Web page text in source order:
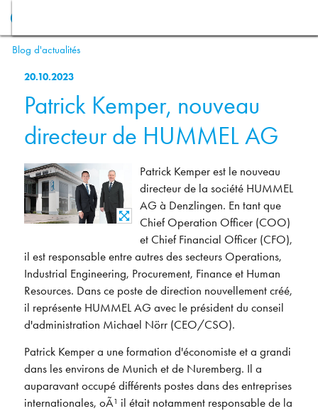
Blog d'actualités
20.10.2023
Patrick Kemper, nouveau
directeur de HUMMEL AG
Patrick Kemper est le nouveau
directeur de la société HUMMEL
AG à Denzlingen. En tant que
Chief Operation Officer (COO)
et Chief Financial Officer (CFO),
il est responsable entre autres des secteurs Operations,
Industrial Engineering, Procurement, Finance et Human
Resources. Dans ce poste de direction nouvellement créé,
il représente HUMMEL AG avec le président du conseil
d'administration Michael Nörr (CEO/CSO).
Patrick Kemper a une formation d'économiste et a grandi
dans les environs de Munich et de Nuremberg. Il a
auparavant occupé différents postes dans des entreprises
internationales, oÃ¹ il était notamment responsable de la